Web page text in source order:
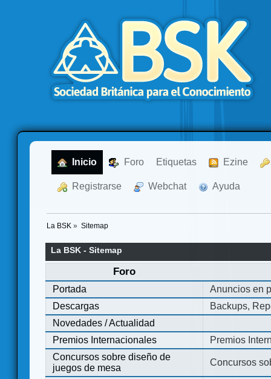
Inicio Foro Etiquetas Ezine
Registrarse Webchat Ayuda
La BSK » Sitemap
La BSK - Sitemap
Foro
Portada
Anuncios en
Descargas
Backups,
Novedades / Actualidad
Premios Internacionales
Premios
Concursos sobre diseño de
juegos de mesa
Concursos